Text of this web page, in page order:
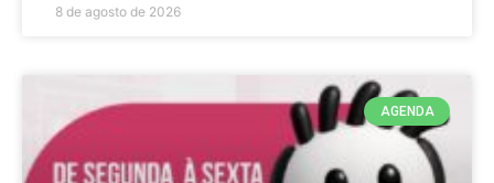
8 de agosto de 2026
AGENDA